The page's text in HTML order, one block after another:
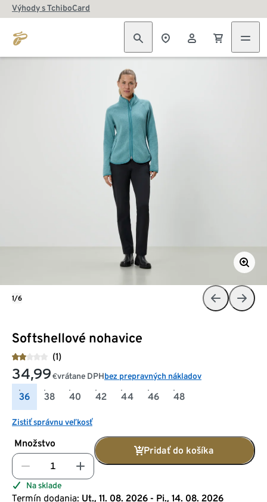
Výhody s TchiboCard
Softshellové nohavice
(1)
34,99 €vrátane DPHbez prepravných nákladov
36 38 40 42 44 46 48
Zistiť správnu veľkosť
Množstvo
Pridať do košíka
Na sklade
Termín dodania: Ut., 11. 08. 2026 - Pi., 14. 08. 2026
1/6